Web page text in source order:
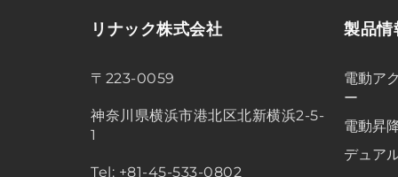
リナック株式会社
〒223-0059
神奈川県横浜市港北区北新横浜2-5-
1
Tel: +81-45-533-0802
製品情
電動ア
ー
電動昇
デュア